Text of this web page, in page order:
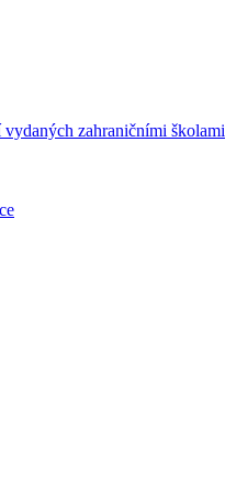
zahraničními školami